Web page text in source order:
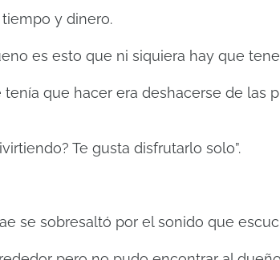
y dinero.
es esto que ni siquiera hay que
tenía que hacer era deshacerse de las
Te gusta disfrutarlo solo”.
se sobresaltó por el sonido que